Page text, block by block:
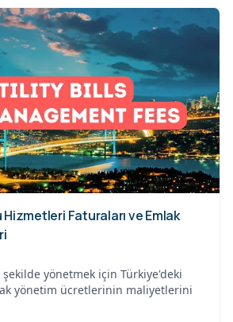
Faturaları ve Emlak
yönetmek için Türkiye'deki
yönetim ücretlerinin maliyetlerini